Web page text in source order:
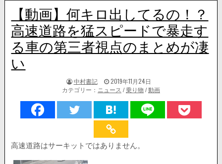
【動画】何キロ出してるの！？
高速道路を猛スピードで暴走す
る車の第三者視点のまとめが凄
い
著
者:
中村書記
掲
載
日：
2019年11月24日
カテゴリー： ニュース /乗り物 /動画
高速道路はサーキットではありません。